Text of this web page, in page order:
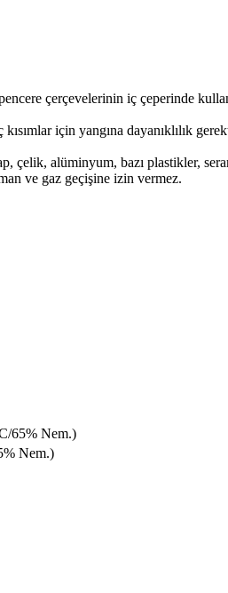
çerçevelerinin iç çeperinde
için yangına dayanıklılık
çelik, alüminyum, bazı plastikler,
ve gaz geçişine izin vermez.
65% Nem.)
Nem.)